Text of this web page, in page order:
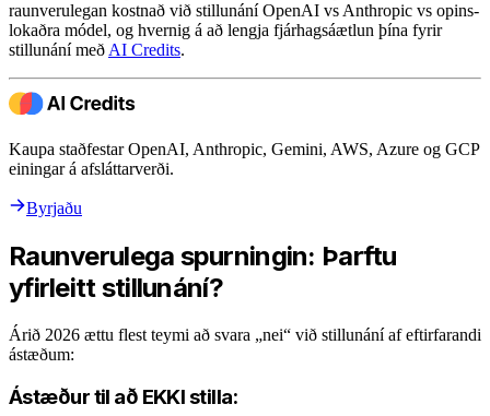
raunverulegan kostnað við stillunání OpenAI vs Anthropic vs opins-
lokaðra módel, og hvernig á að lengja fjárhagsáætlun þína fyrir
stillunání með AI Credits.
Kaupa staðfestar OpenAI, Anthropic, Gemini, AWS, Azure og GCP
einingar á afsláttarverði.
Byrjaðu
Raunverulega spurningin: Þarftu
yfirleitt stillunání?
Árið 2026 ættu flest teymi að svara „nei“ við stillunání af eftirfarandi
ástæðum:
Ástæður til að EKKI stilla: